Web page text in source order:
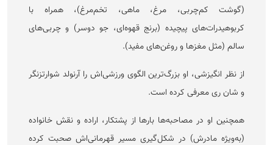
(گوشت کم‌چربی، مرغ، ماهی، تخم‌مرغ)، همراه با
کربوهیدرات‌های پیچیده (برنج قهوه‌ای، جو دوسر) و چربی‌های
سالم (مثل مغز‌ها و روغن‌های مفید).
از نظر انگیزشی، او بزرگ‌ترین الگوی ورزشی‌اش را آرنولد شوارتزنگر
و شان ری معرفی کرده است.
همچنین او در مصاحبه‌ها بار‌ها از پشتکار، اراده و نقش خانواده
(به‌ویژه مادرش) در شکل‌گیری مسیر قهرمانی‌اش صحبت کرده